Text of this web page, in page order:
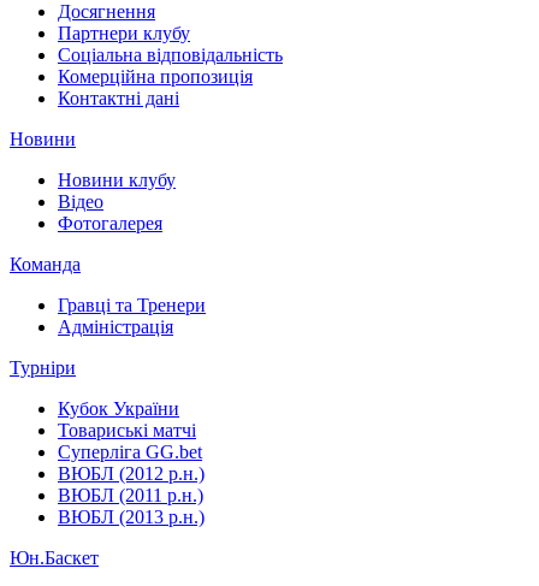
Досягнення
Партнери клубу
Соціальна відповідальність
Комерційна пропозиція
Контактні дані
Новини
Новини клубу
Відео
Фотогалерея
Команда
Гравці та Тренери
Адміністрація
Турніри
Кубок України
Товариські матчі
Суперліга GG.bet
ВЮБЛ (2012 р.н.)
ВЮБЛ (2011 р.н.)
ВЮБЛ (2013 р.н.)
Юн.Баскет